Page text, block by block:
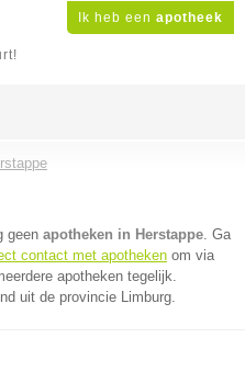
Ik heb een apotheek
geen apotheken in Herstappe. Ga
contact met apotheken om via
apotheken tegelijk.
uit de provincie Limburg.